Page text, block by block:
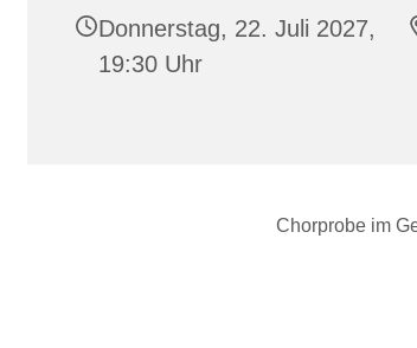
Donnerstag, 22. Juli 2027,
19:30 Uhr
Chorprobe im